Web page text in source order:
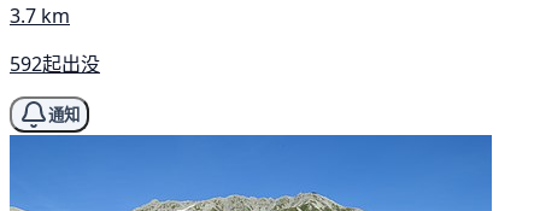
3.7 km
592起出没
通知